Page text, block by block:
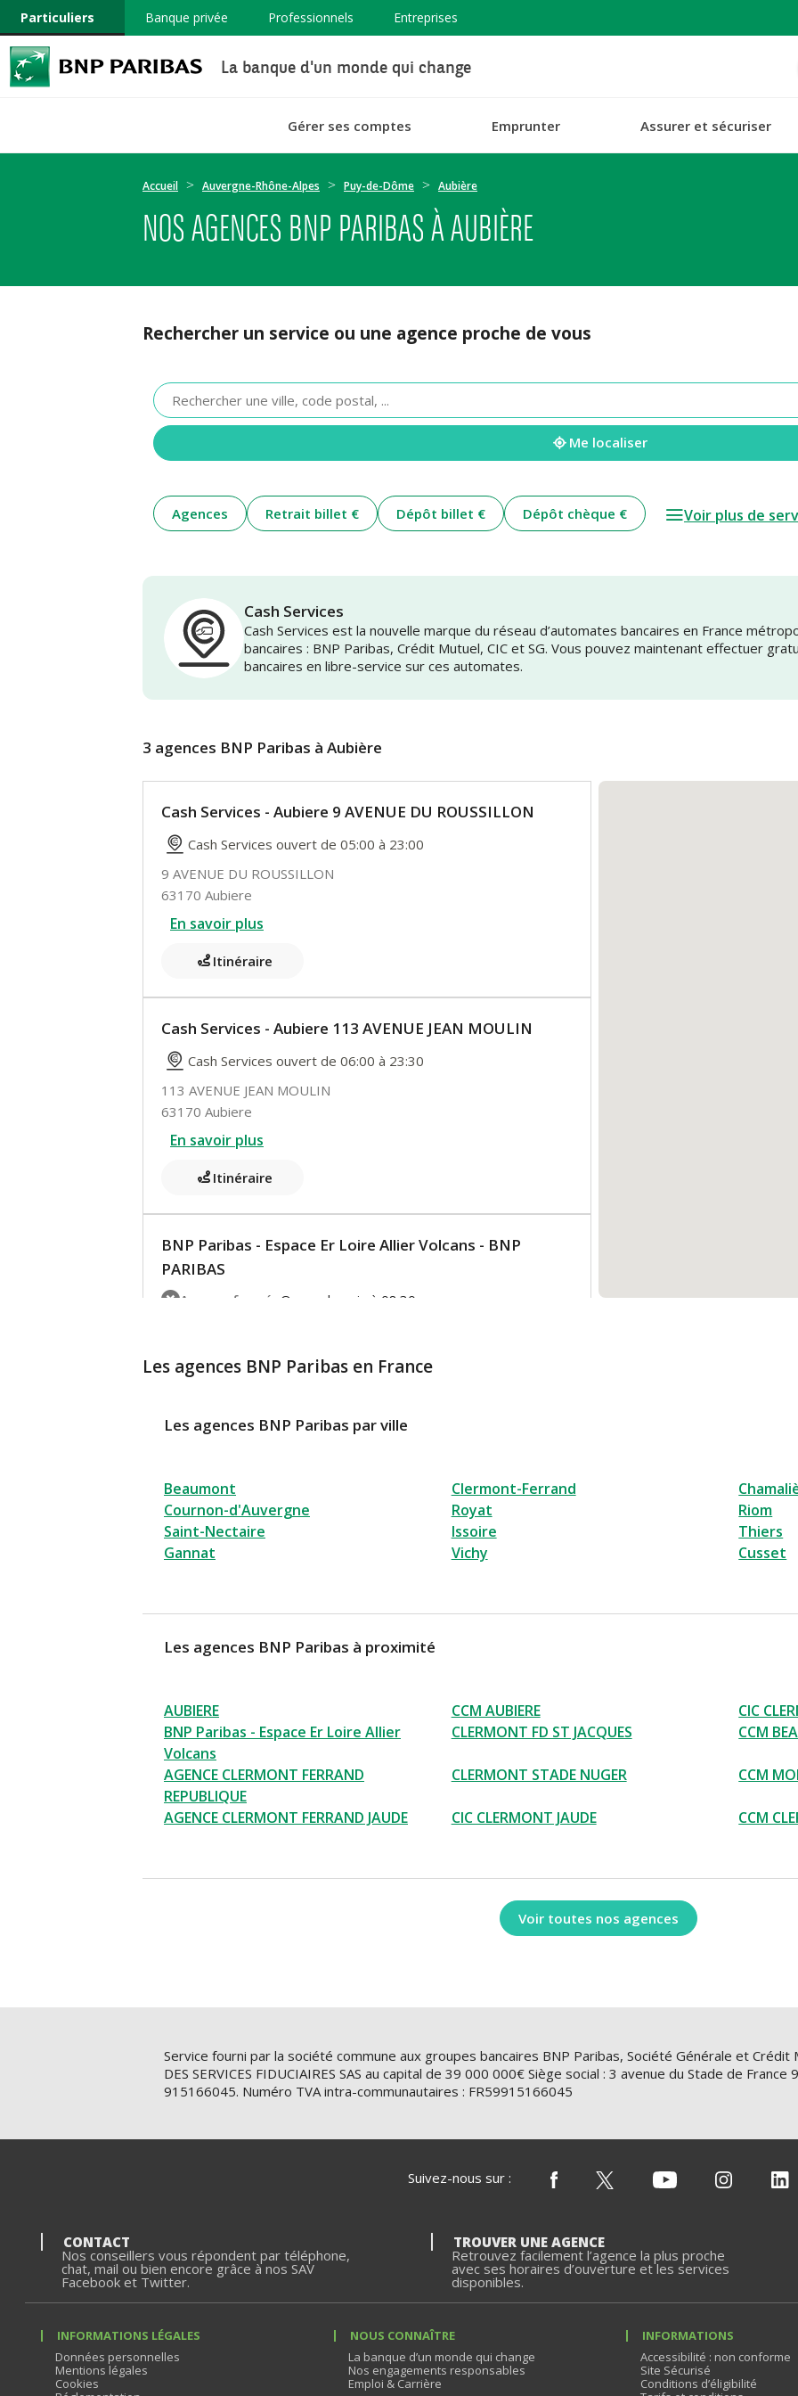
Particuliers Banque privée Professionnels Entreprises
La banque d'un monde qui change
Gérer ses comptes Emprunter Assurer et sécuriser
Accueil Auvergne-Rhône-Alpes Puy-de-Dôme Aubière
NOS AGENCES BNP PARIBAS À AUBIÈRE
Rechercher un service ou une agence proche de vous
Veuillez
renseigner
une
adresse
Me localiser
Agences Retrait billet € Dépôt billet € Dépôt chèque € Voir plus de
Cash Services
Cash Services est la nouvelle marque du réseau d’automates bancaires en France
bancaires : BNP Paribas, Crédit Mutuel, CIC et SG. Vous pouvez maintenant effectuer
bancaires en libre-service sur ces automates.
3 agences BNP Paribas à Aubière
Cash Services - Aubiere 9 AVENUE DU ROUSSILLON
Cash Services ouvert de 05:00 à 23:00
9 AVENUE DU ROUSSILLON
63170 Aubiere
En savoir plus
Itinéraire
Cash Services - Aubiere 113 AVENUE JEAN MOULIN
Cash Services ouvert de 06:00 à 23:30
113 AVENUE JEAN MOULIN
63170 Aubiere
En savoir plus
Itinéraire
BNP Paribas - Espace Er Loire Allier Volcans - BNP
PARIBAS
Agence fermée Ouvre demain à 08:30
En savoir plus 04 78 68 73 48
Les agences BNP Paribas en France
Les agences BNP Paribas par ville
Beaumont Clermont-Ferrand
Cournon-d'Auvergne
Royat
Riom
Saint-Nectaire
Issoire
Thiers
Gannat
Vichy Cusset
Les agences BNP Paribas à proximité
AUBIERE CCM AUBIERE
CIC
BNP Paribas - Espace Er Loire Allier
Volcans
CLERMONT FD ST JACQUES CCM
AGENCE CLERMONT FERRAND
REPUBLIQUE
CLERMONT STADE NUGER CCM
AGENCE CLERMONT FERRAND JAUDE CIC CLERMONT JAUDE CCM
Voir toutes nos agences
Service fourni par la société commune aux groupes bancaires BNP Paribas, Société Générale et Crédit
DES SERVICES FIDUCIAIRES SAS au capital de 39 000 000€ Siège social : 3 avenue du Stade de France
915166045. Numéro TVA intra-communautaires : FR59915166045
Suivez-nous sur :
CONTACT
Nos conseillers vous répondent par téléphone,
chat, mail ou bien encore grâce à nos SAV
Facebook et Twitter.
TROUVER UNE AGENCE
Retrouvez facilement l’agence la plus proche
avec ses horaires d’ouverture et les services
disponibles.
INFORMATIONS LÉGALES
Données personnelles
Mentions légales
Cookies
NOUS CONNAÎTRE
La banque d’un monde qui change
Nos engagements responsables
Emploi & Carrière
INFORMATIONS
Accessibilité : non conforme
Site Sécurisé
Conditions d’éligibilité